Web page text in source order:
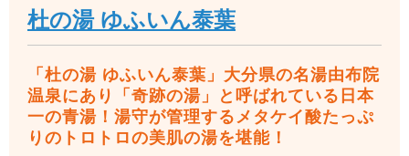
杜の湯 ゆふいん泰葉
「杜の湯 ゆふいん泰葉」大分県の名湯由布院
温泉にあり「奇跡の湯」と呼ばれている日本
一の青湯！湯守が管理するメタケイ酸たっぷ
りのトロトロの美肌の湯を堪能！